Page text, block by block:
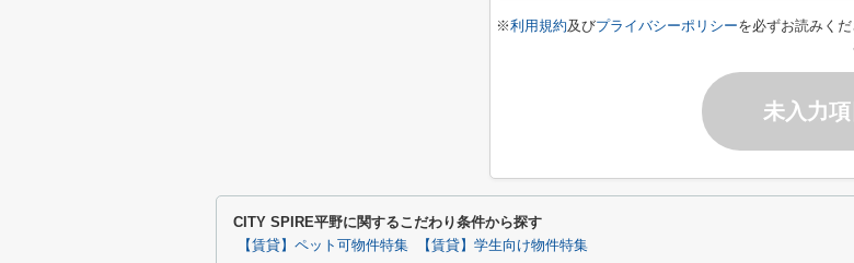
※利用規約及びプライバシーポリシーを必ずお読みく
未入力
CITY SPIRE平野に関するこだわり条件から探す
【賃貸】ペット可物件特集 【賃貸】学生向け物件特集